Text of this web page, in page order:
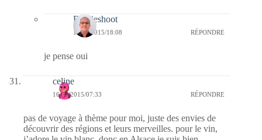
Bernieshoot
17/03/2015/18:08 RÉPONDRE
je pense oui
celine
16/03/2015/07:33 RÉPONDRE
pas de voyage à thème pour moi, juste des envies de
découvrir des régions et leurs merveilles. pour le vin,